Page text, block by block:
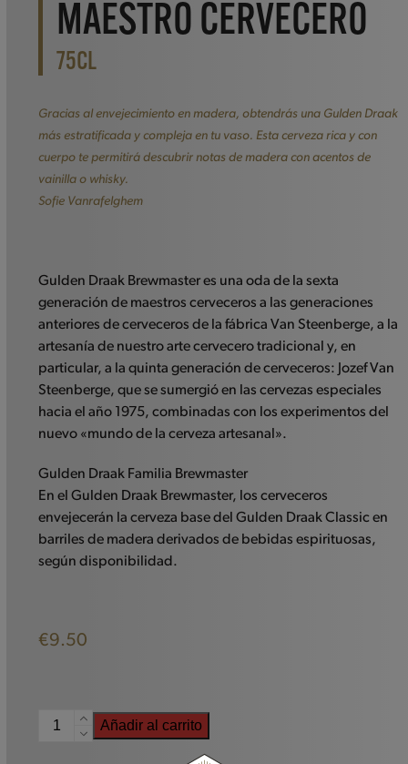
MAESTRO CERVECERO
75CL
Gracias al envejecimiento en madera, obtendrás una Gulden Draak
más estratificada y compleja en tu vaso. Esta cerveza rica y con
cuerpo te permitirá descubrir notas de madera con acentos de
vainilla o whisky.
Sofie Vanrafelghem
Gulden Draak Brewmaster es una oda de la sexta
generación de maestros cerveceros a las generaciones
anteriores de cerveceros de la fábrica Van Steenberge, a la
artesanía de nuestro arte cervecero tradicional y, en
particular, a la quinta generación de cerveceros: Jozef Van
Steenberge, que se sumergió en las cervezas especiales
hacia el año 1975, combinadas con los experimentos del
nuevo «mundo de la cerveza artesanal».
Gulden Draak Familia Brewmaster
En el Gulden Draak Brewmaster, los cerveceros
envejecerán la cerveza base del Gulden Draak Classic en
barriles de madera derivados de bebidas espirituosas,
según disponibilidad.
€9.50
Gulden
Añadir al carrito